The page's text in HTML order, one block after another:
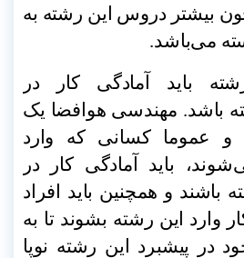
بیشتر دروس این رشته به
می‌باشد.
باید آمادگی کار در
باشد. مهندسی هوافضا یک
عموما کسانی که وارد
باید آمادگی کار در
باشند و همچنین باید افراد
وارد این رشته بشوند تا به
در پیشبرد این رشته نوپا